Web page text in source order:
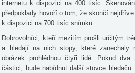
internetu k dispozici na 400 tisíc.
předpoklady hovoří o tom, že skončí
k dispozici na 700 tisíc snímků.
Dobrovolníci, kteří mezitím prošli určitým
a hledají na nich stopy, které zanechaly
obrázek prohlédnou čtyři lidé. Pokud
částici, bude nabídnut další stovce